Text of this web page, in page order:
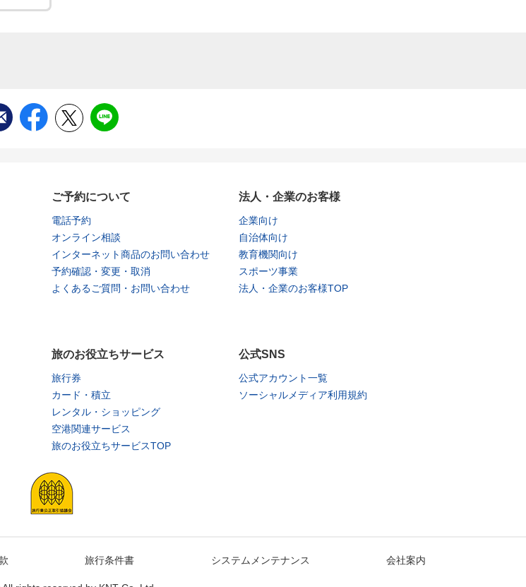
ご予約について
電話予約
オンライン相談
インターネット商品のお問い合わせ
予約確認・変更・取消
よくあるご質問・お問い合わせ
法人・企業のお客様
企業向け
自治体向け
教育機関向け
スポーツ事業
法人・企業のお客様TOP
旅のお役立ちサービス
旅行券
カード・積立
レンタル・ショッピング
空港関連サービス
旅のお役立ちサービスTOP
公式SNS
公式アカウント一覧
ソーシャルメディア利用規約
旅行条件書 システムメンテナンス 会社案内